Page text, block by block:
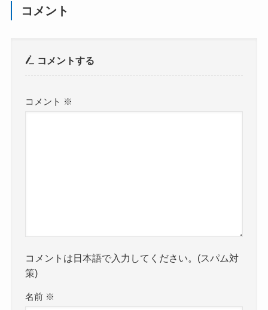
m） ④ MÅBÄRSSKÄR モーベ
ルスカル コーヒーテーブル
（コルク＆グリーン） ¥799
＋ ÖKENMARSVIN オーケン
まし時計 ¥599 YouTubeでも
す。 @sanu.home #ikea #ike
コメント
コメントする
コメント ※
コメントは日本語で入力してください。(スパム対
策)
名前 ※